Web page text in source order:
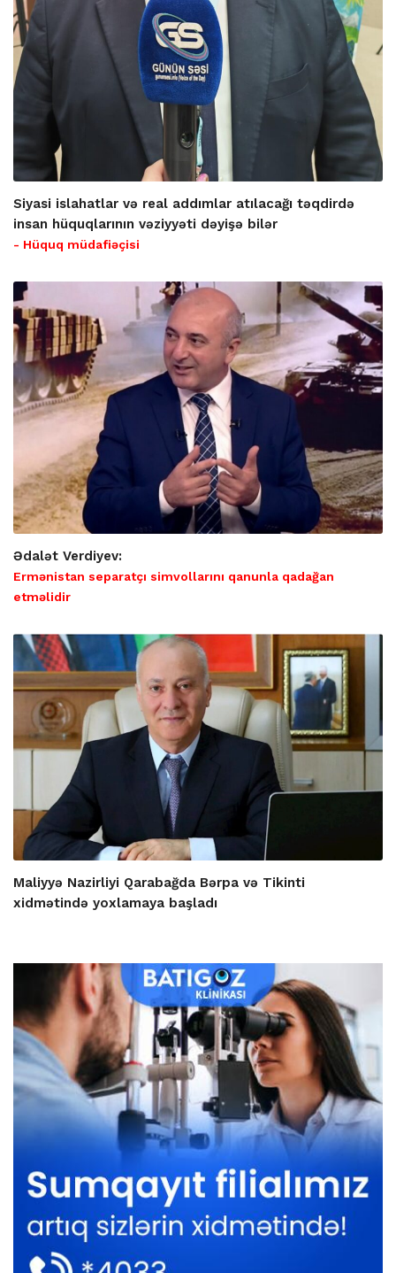
Siyasi islahatlar və real addımlar atılacağı təqdirdə
insan hüquqlarının vəziyyəti dəyişə bilər
- Hüquq müdafiəçisi
Ədalət Verdiyev:
Ermənistan separatçı simvollarını qanunla qadağan
etməlidir
Maliyyə Nazirliyi Qarabağda Bərpa və Tikinti
xidmətində yoxlamaya başladı